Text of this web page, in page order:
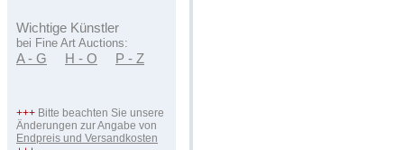
Wichtige Künstler
bei Fine Art Auctions:
A - G H - O P - Z
+++ Bitte beachten Sie unsere
Änderungen zur Angabe von
Endpreis und Versandkosten